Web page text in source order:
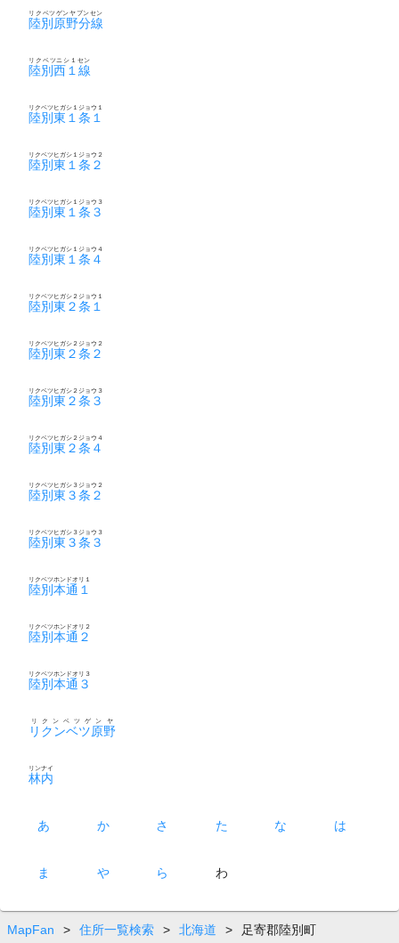
陸別原野分線
リクベツゲンヤブンセン
陸別西１線
リクベツニシ１セン
陸別東１条１
リクベツヒガシ１ジョウ１
陸別東１条２
リクベツヒガシ１ジョウ２
陸別東１条３
リクベツヒガシ１ジョウ３
陸別東１条４
リクベツヒガシ１ジョウ４
陸別東２条１
リクベツヒガシ２ジョウ１
陸別東２条２
リクベツヒガシ２ジョウ２
陸別東２条３
リクベツヒガシ２ジョウ３
陸別東２条４
リクベツヒガシ２ジョウ４
陸別東３条２
リクベツヒガシ３ジョウ２
陸別東３条３
リクベツヒガシ３ジョウ３
陸別本通１
リクベツホンドオリ１
陸別本通２
リクベツホンドオリ２
陸別本通３
リクベツホンドオリ３
リクンベツ原野
リクンベツゲンヤ
林内
リンナイ
あ か さ た な は
ま や ら わ
MapFan > 住所一覧検索 > 北海道 > 足寄郡陸別町